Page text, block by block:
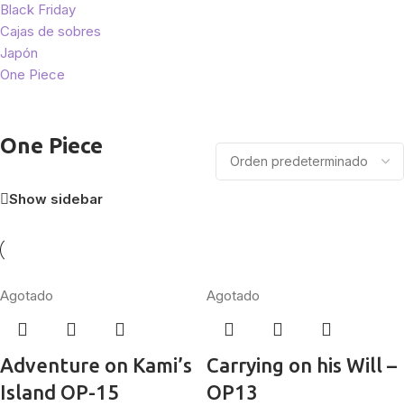
Black Friday
Cajas de sobres
Japón
One Piece
One Piece
Show sidebar
Agotado
Adventure on Kami’s
Island OP-15
Agotado
Carrying on his Will –
OP13